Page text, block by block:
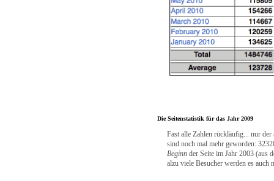
Die Seitenstatistik für das Jahr 2009
Fast alle Zahlen rückläufig... nur der
sind noch mal mehr geworden:
Beginn der Seite im Jahr 2003 (aus
alzu viele Besucher werden es auch